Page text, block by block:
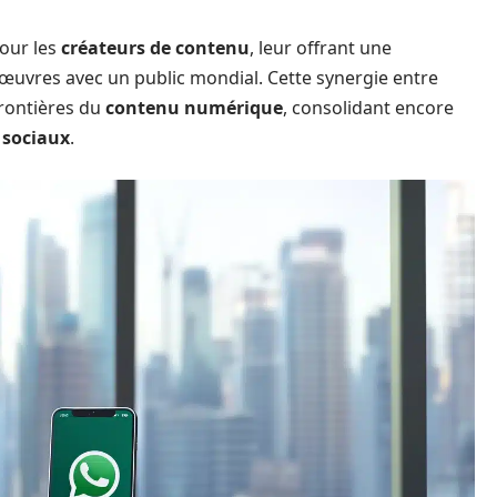
les créateurs de contenu, leur offrant une
avec un public mondial. Cette synergie entre
du contenu numérique, consolidant encore
.